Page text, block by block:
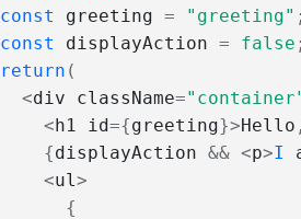
const
greeting = "greeting" ;
const
displayAction = false ;
return (
<div className=
<h1 id={greeting}>Hello ,
{displayAction && <p>I
<ul >
{